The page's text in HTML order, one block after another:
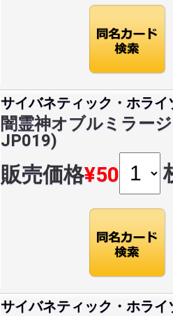
サイバネティック・ホライ
闇霊神オブルミラー
JP019)
販売価格¥50
サイバネティック・ホライ